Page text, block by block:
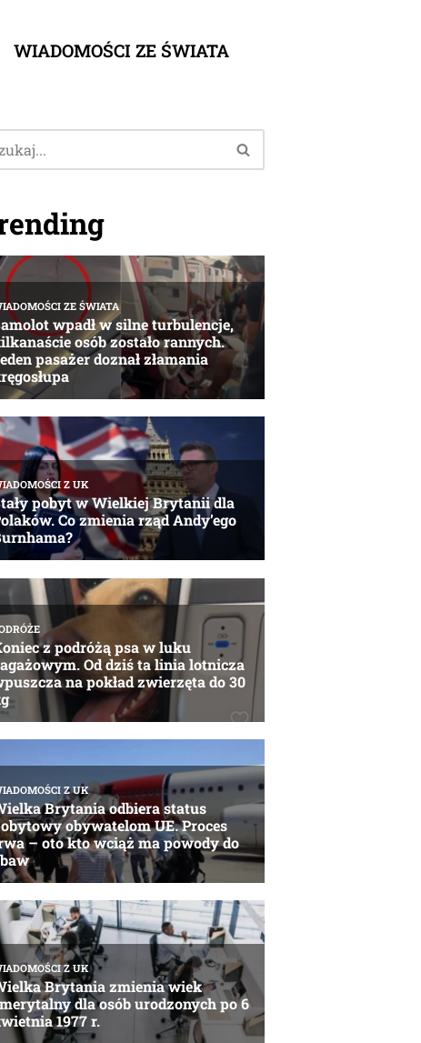
WIADOMOŚCI ZE ŚWIATA